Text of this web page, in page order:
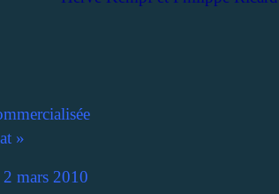
»
mars 2010